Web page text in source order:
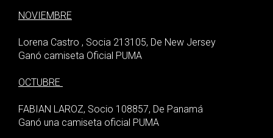
NOVIEMBRE
Lorena Castro , Socia 213105, De New Jersey
Ganó camiseta Oficial PUMA
OCTUBRE
FABIAN LAROZ, Socio 108857, De Panamá
Ganó una camiseta oficial PUMA